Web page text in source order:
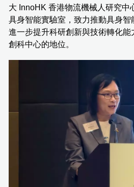
大 InnoHK 香港物流機械人研究中
具身智能實驗室，致力推動具身智
進一步提升科研創新與技術轉化
創科中心的地位。